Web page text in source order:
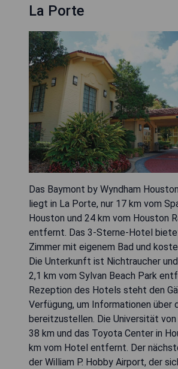
La Porte
Das Baymont by Wyndham
liegt in La Porte, nur 17 km vom
Houston und 24 km vom Houston
entfernt. Das 3-Sterne-Hotel
Zimmer mit eigenem Bad und
Die Unterkunft ist Nichtraucher
2,1 km vom Sylvan Beach Park
Rezeption des Hotels steht den
Verfügung, um Informationen über
bereitzustellen. Die Universität
38 km und das Toyota Center in
km vom Hotel entfernt. Der
der William P. Hobby Airport, der